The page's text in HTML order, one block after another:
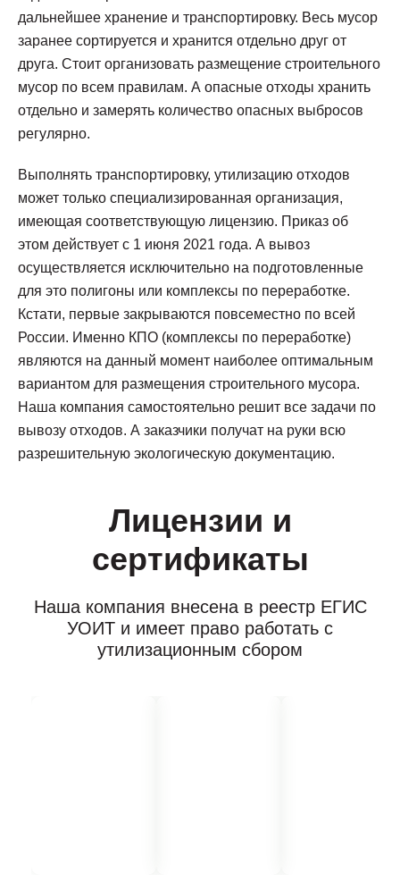
дальнейшее хранение и транспортировку. Весь мусор
заранее сортируется и хранится отдельно друг от
друга. Стоит организовать размещение строительного
мусор по всем правилам. А опасные отходы хранить
отдельно и замерять количество опасных выбросов
регулярно.
Выполнять транспортировку, утилизацию отходов
может только специализированная организация,
имеющая соответствующую лицензию. Приказ об
этом действует с 1 июня 2021 года. А вывоз
осуществляется исключительно на подготовленные
для это полигоны или комплексы по переработке.
Кстати, первые закрываются повсеместно по всей
России. Именно КПО (комплексы по переработке)
являются на данный момент наиболее оптимальным
вариантом для размещения строительного мусора.
Наша компания самостоятельно решит все задачи по
вывозу отходов. А заказчики получат на руки всю
разрешительную экологическую документацию.
Лицензии и
сертификаты
Наша компания внесена в реестр ЕГИС
УОИТ и имеет право работать с
утилизационным сбором